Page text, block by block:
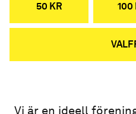
50 KR 100
Vi är en ideell